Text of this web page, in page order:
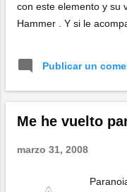
con este elemento y su
Hammer . Y si le
Publicar un
Me he vuelto
marzo 31, 2008